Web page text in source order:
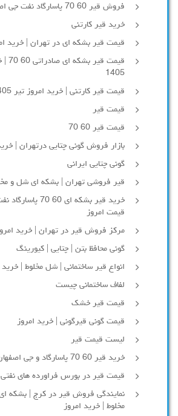
فروش قیر 60 70 پاسارگاد نفت جی اصفهان | خرید امروز
خرید قیر کارتنی
قیمت قیر بشکه ای در تهران | خرید
1405
قیمت قیر کارتنی | خرید امروز تیر 1405
قیمت قیر
قیمت قیر 60 70
بازار فروش گونی چتایی درتهران |
گونی چتایی ایرانی
قیر فروشی تهران | بشکه ای شل و
خرید قیر بشکه ای 60
قیمت امروز
مرکز فروش قیر در تهران | خرید امروز
گونی محافظ بتن | چتایی | کیورینگ
انواع قیر ساختمانی | شل مخلوط | خرید
لفاف ساختمانی چیست
قیمت قیر خشک
قیمت گونی قیرگونی | خرید امروز
لیست قیمت قیر
خرید قیر 60 70 پاسارگاد و جی اصفهان | قیمت امروز
قیمت قیر در بورس فراورده های نفتی
نمایندگی فروش قیر در کرج | بشکه
مخلوط | خرید امروز